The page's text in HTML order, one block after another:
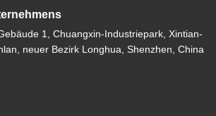
1, Chuangxin-Industriepark, Xintian-
neuer Bezirk Longhua, Shenzhen, China